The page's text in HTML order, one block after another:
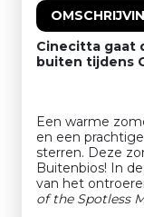
Cinecitta gaat
buiten tijdens
Een warme
en een
sterren. Deze
Buitenbios! In
van het
of the Spotless